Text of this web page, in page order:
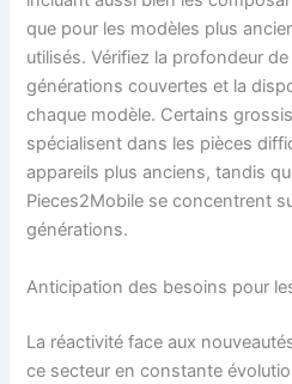
que pour les modèles plus
utilisés. Vérifiez la profondeur
générations couvertes et la
chaque modèle. Certains
spécialisent dans les pièces
appareils plus anciens, tandis
Pieces2Mobile se concentrent
générations.
Anticipation des besoins pour
La réactivité face aux
ce secteur en constante